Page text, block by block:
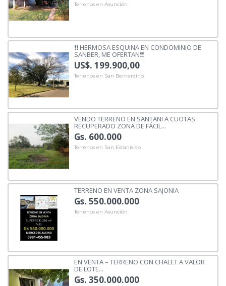
Terrenos en Asunción
❗❗ HERMOSA ESQUINA EN CONDOMINIO DE
SANBER, ME OFERTAN❗❗
US$. 199.900,00
Terrenos en San Bernardino
VENDO TERRENO EN SANTANI A CUOTAS
RECUPERADO ZONA DE FÁCIL...
Gs. 600.000
Terrenos en San Estanislao
TERRENO EN VENTA ZONA SAJONIA
Gs. 550.000.000
Terrenos en Asunción
EN VENTA – TERRENO CON CHALET A VALOR
DE LOTE...
Gs. 350.000.000